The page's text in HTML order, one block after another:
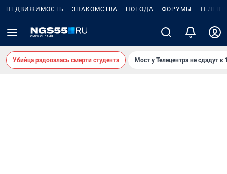
НЕДВИЖИМОСТЬ ЗНАКОМСТВА ПОГОДА ФОРУМЫ
Убийца радовалась смерти студента Мост у Телецентра не сдадут к